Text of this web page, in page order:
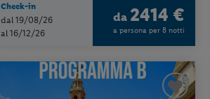
Check-in
dal 19/08/26
al 16/12/26
da 2414 €
a persona per 8 notti